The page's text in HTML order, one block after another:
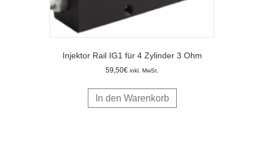
Injektor Rail IG1 für 4 Zylinder 3 Ohm
59,50€ inkl. MwSt.
In den Warenkorb